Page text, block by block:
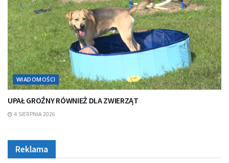
WIADOMOŚCI
UPAŁ GROŹNY RÓWNIEŻ DLA ZWIERZĄT
4 SIERPNIA 2026
Reklama